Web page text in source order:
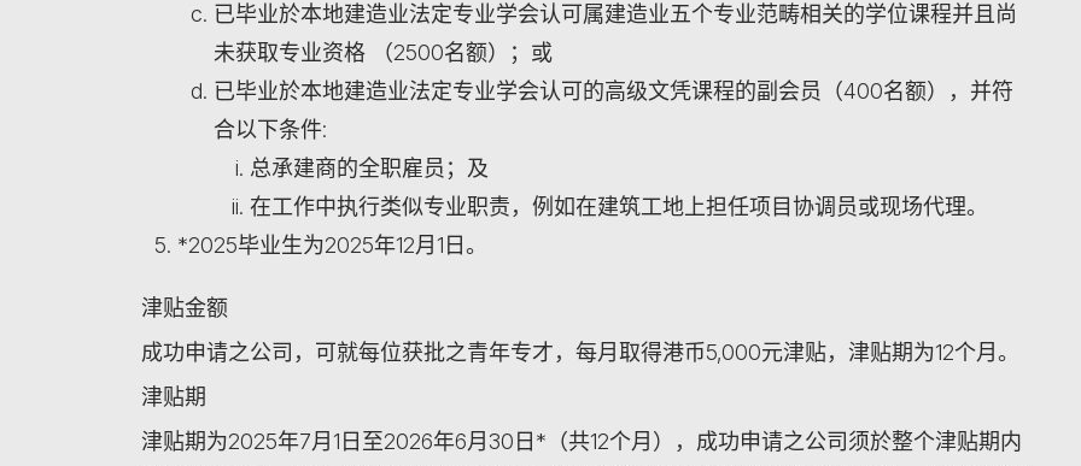
已毕业於本地建造业法定专业学会认可属建造业五个专业范畴相关的学位课程并且尚
未获取专业资格 （2500名额）；或
已毕业於本地建造业法定专业学会认可的高级文凭课程的副会员（400名额），并符
合以下条件:
总承建商的全职雇员；及
在工作中执行类似专业职责，例如在建筑工地上担任项目协调员或现场代理。
*2025毕业生为2025年12月1日。
津贴金额
成功申请之公司，可就每位获批之青年专才，每月取得港币5,000元津贴，津贴期为12个月。
津贴期
津贴期为2025年7月1日至2026年6月30日*（共12个月），成功申请之公司须於整个津贴期内